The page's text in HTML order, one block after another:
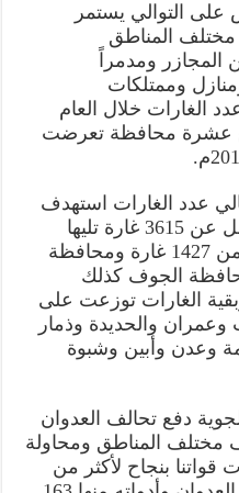
على التوالي يستمر
المناطق
المجازر ومدمراً
وممتلكات
الغارات خلال العام
على تسع عشرة محافظة تعرضت
من إجمالي عدد الغارات استهدف
محافظة صعدة وذلك بما لا يقل عن 3615 غارة تليها
محافظة حجة تعرضت لأكثر من 1427 غارة ومحافظة
424 غارة ومحافظة الجوف كذلك
من 211 غارة وبقية الغارات توزعت على
وعمران والحديدة وذمار
وعدن وأبين وشبوة
دفع تحالف العدوان
مختلف المناطق ومحاولة
بنجاح لأكثر من